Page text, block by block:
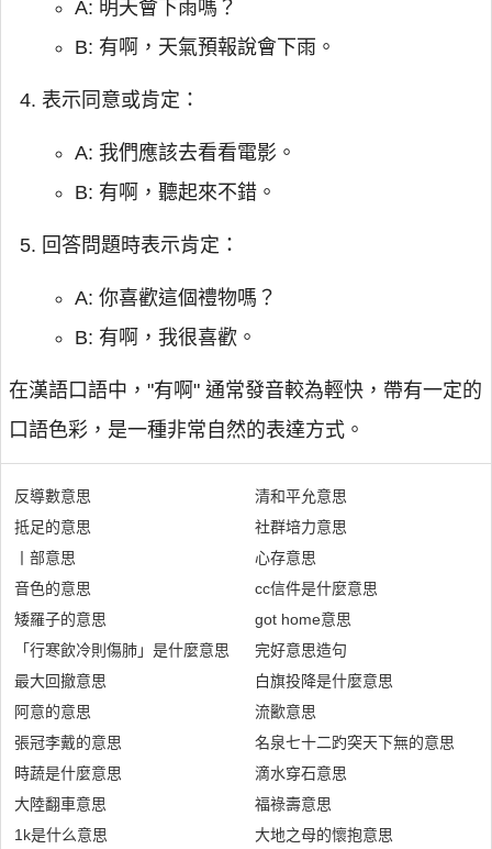
A: 明天會下雨嗎？
B: 有啊，天氣預報說會下雨。
表示同意或肯定：
A: 我們應該去看看電影。
B: 有啊，聽起來不錯。
回答問題時表示肯定：
A: 你喜歡這個禮物嗎？
B: 有啊，我很喜歡。
在漢語口語中，"有啊" 通常發音較為輕快，帶有一定的
口語色彩，是一種非常自然的表達方式。
反導數意思
抵足的意思
丨部意思
音色的意思
矮羅子的意思
「行寒飲冷則傷肺」是什麼意思
最大回撤意思
阿意的意思
張冠李戴的意思
時蔬是什麼意思
大陸翻車意思
1k是什么意思
清和平允意思
社群培力意思
心存意思
cc信件是什麼意思
got home意思
完好意思造句
白旗投降是什麼意思
流歠意思
名泉七十二趵突天下無的意思
滴水穿石意思
福祿壽意思
大地之母的懷抱意思